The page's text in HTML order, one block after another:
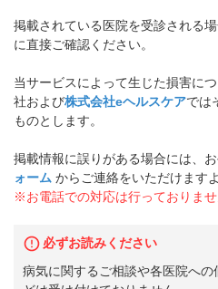
掲載されている医院を受診される
に直接ご確認ください。
当サービスによって生じた損害に
社および株式会社eヘルスケアでは
ものとします。
掲載情報に誤りがある場合には、お
ォーム からご連絡をいただけます
※お電話での対応は行っておりま
必ずお読みください
病気に関するご相談や各医院へ